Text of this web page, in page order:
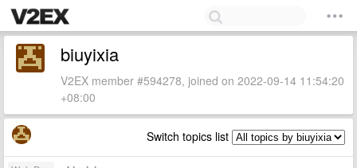
biuyixia
V2EX member #594278, joined on 2022-09-14 11:54:20
+08:00
Switch topics list